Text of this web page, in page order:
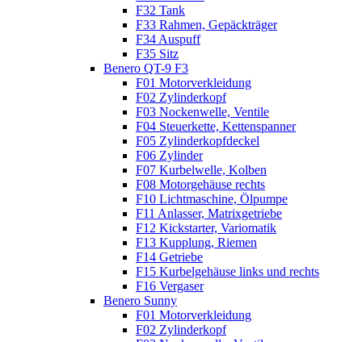
F32 Tank
F33 Rahmen, Gepäckträger
F34 Auspuff
F35 Sitz
Benero QT-9 F3
F01 Motorverkleidung
F02 Zylinderkopf
F03 Nockenwelle, Ventile
F04 Steuerkette, Kettenspanner
F05 Zylinderkopfdeckel
F06 Zylinder
F07 Kurbelwelle, Kolben
F08 Motorgehäuse rechts
F10 Lichtmaschine, Ölpumpe
F11 Anlasser, Matrixgetriebe
F12 Kickstarter, Variomatik
F13 Kupplung, Riemen
F14 Getriebe
F15 Kurbelgehäuse links und rechts
F16 Vergaser
Benero Sunny
F01 Motorverkleidung
F02 Zylinderkopf